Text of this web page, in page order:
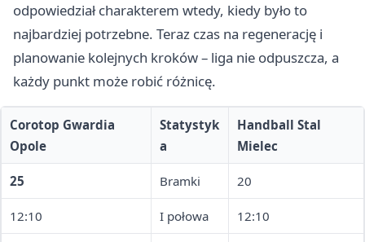
odpowiedział charakterem wtedy, kiedy było to
najbardziej potrzebne. Teraz czas na regenerację i
planowanie kolejnych kroków – liga nie odpuszcza, a
każdy punkt może robić różnicę.
Corotop Gwardia
Opole
Statystyk
a
Handball Stal
Mielec
25 Bramki 20
12:10 I połowa 12:10